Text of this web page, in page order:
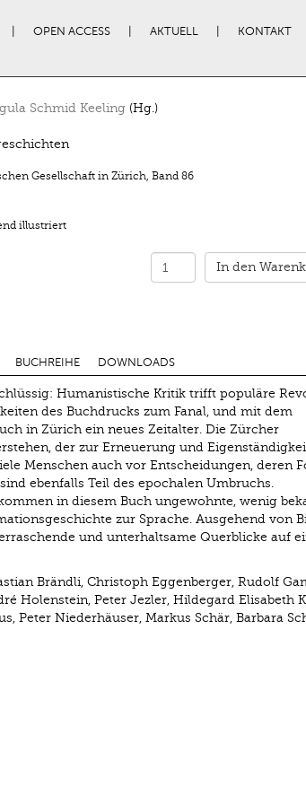
OPEN ACCESS AKTUELL KONTAKT
Schmid Keeling(Hg.)
Gesellschaft in Zürich, Band 86
illustriert
In den
BUCHREIHE DOWNLOADS
Humanistische Kritik trifft populäre
des Buchdrucks zum Fanal, und mit dem
in Zürich ein neues Zeitalter. Die Zürcher
der zur Erneuerung und
Menschen auch vor Entscheidungen, deren
ebenfalls Teil des epochalen Umbruchs.
in diesem Buch ungewohnte, wenig
zur Sprache. Ausgehend von
und unterhaltsame Querblicke auf
Brändli, Christoph Eggenberger, Rudolf
Holenstein, Peter Jezler, Hildegard Elisabeth
Peter Niederhäuser, Markus Schär, Barbara